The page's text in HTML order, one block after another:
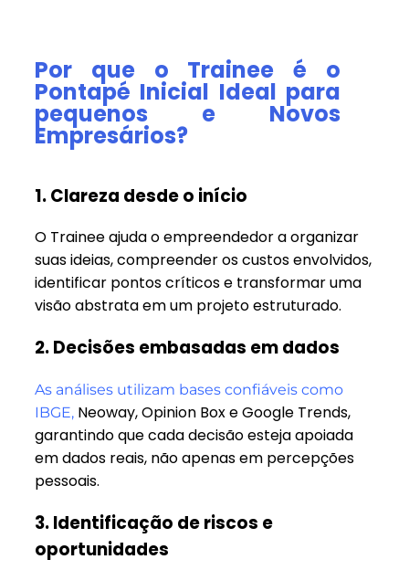
Por que o Trainee é o
Pontapé Inicial Ideal para
pequenos e Novos
Empresários?
1. Clareza desde o início
O Trainee ajuda o empreendedor a organizar
suas ideias, compreender os custos envolvidos,
identificar pontos críticos e transformar uma
visão abstrata em um projeto estruturado.
2. Decisões embasadas em dados
As análises utilizam bases confiáveis como
IBGE, Neoway, Opinion Box e Google Trends,
garantindo que cada decisão esteja apoiada
em dados reais, não apenas em percepções
pessoais.
3. Identificação de riscos e
oportunidades